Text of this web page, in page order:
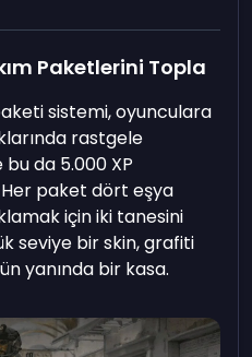
Paketlerini Topla
sistemi, oyunculara
rastgele
da 5.000 XP
paket dört eşya
için iki tanesini
seviye bir skin, grafiti
yanında bir kasa.